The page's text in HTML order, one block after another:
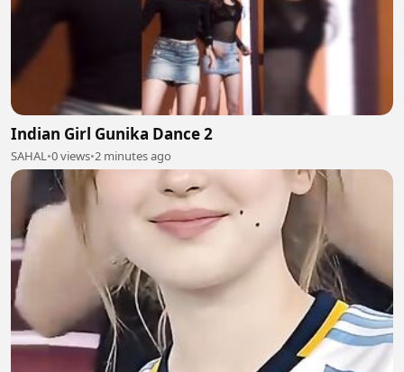
Indian Girl Gunika Dance 2
SAHAL•0 views•2 minutes ago